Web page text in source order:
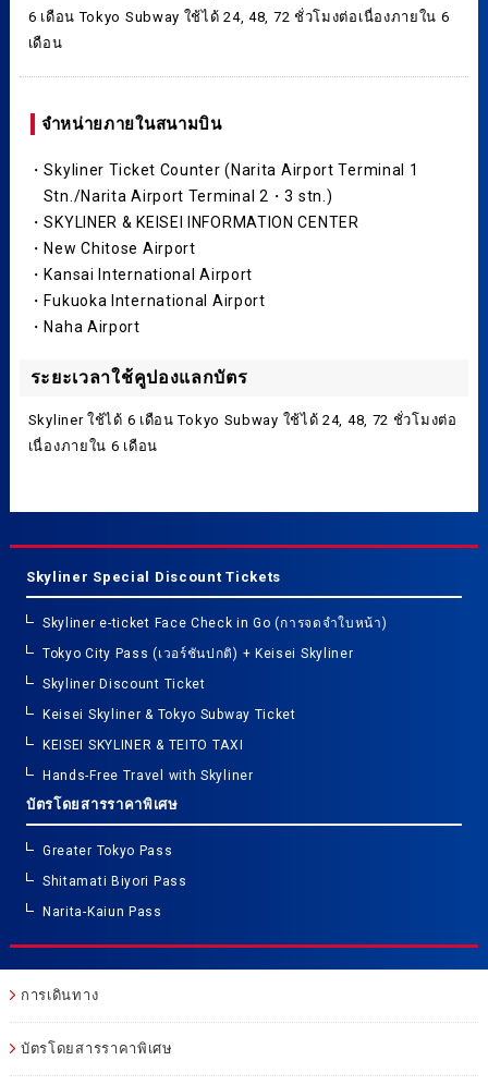
6 เดือน Tokyo Subway ใช้ได้ 24, 48, 72 ชั่วโมงต่อเนื่องภายใน 6
เดือน
จำหน่ายภายในสนามบิน
・Skyliner Ticket Counter (Narita Airport Terminal 1
Stn./Narita Airport Terminal 2・3 stn.)
・SKYLINER & KEISEI INFORMATION CENTER
・New Chitose Airport
・Kansai International Airport
・Fukuoka International Airport
・Naha Airport
ระยะเวลาใช้คูปองแลกบัตร
Skyliner ใช้ได้ 6 เดือน Tokyo Subway ใช้ได้ 24, 48, 72 ชั่วโมงต่อ
เนื่องภายใน 6 เดือน
Skyliner Special Discount Tickets
Skyliner e-ticket Face Check in Go (การจดจำใบหน้า)
Tokyo City Pass (เวอร์ชันปกติ) + Keisei Skyliner
Skyliner Discount Ticket
Keisei Skyliner & Tokyo Subway Ticket
KEISEI SKYLINER & TEITO TAXI
Hands-Free Travel with Skyliner
บัตรโดยสารราคาพิเศษ
Greater Tokyo Pass
Shitamati Biyori Pass
Narita-Kaiun Pass
การเดินทาง
บัตรโดยสารราคาพิเศษ